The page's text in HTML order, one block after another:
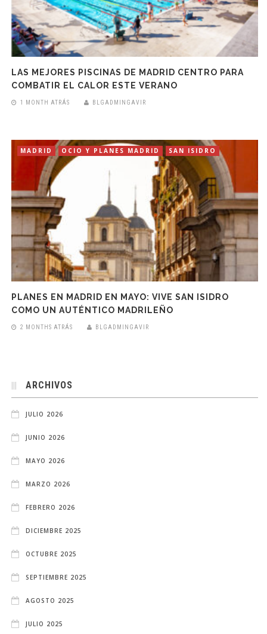
LAS MEJORES PISCINAS DE MADRID CENTRO PARA
COMBATIR EL CALOR ESTE VERANO
1 MONTH ATRÁS BLGADMINGAVIR
MADRID OCIO Y PLANES MADRID SAN ISIDRO
PLANES EN MADRID EN MAYO: VIVE SAN ISIDRO
COMO UN AUTÉNTICO MADRILEÑO
2 MONTHS ATRÁS BLGADMINGAVIR
ARCHIVOS
JULIO 2026
JUNIO 2026
MAYO 2026
MARZO 2026
FEBRERO 2026
DICIEMBRE 2025
OCTUBRE 2025
SEPTIEMBRE 2025
AGOSTO 2025
JULIO 2025